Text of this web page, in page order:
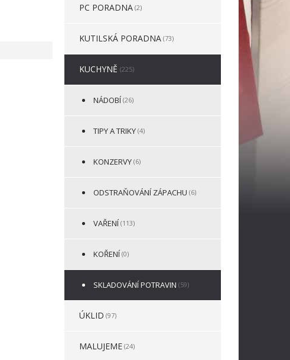
PC PORADNA (2)
KUTILSKÁ PORADNA (73)
KUCHYNĚ (225)
NÁDOBÍ (26)
TIPY A TRIKY (4)
KONZERVY (6)
ODSTRAŇOVÁNÍ ZÁPACHU (6)
VAŘENÍ (113)
KOŘENÍ (0)
SKLADOVÁNÍ POTRAVIN (59)
ÚKLID (97)
MALUJEME (24)